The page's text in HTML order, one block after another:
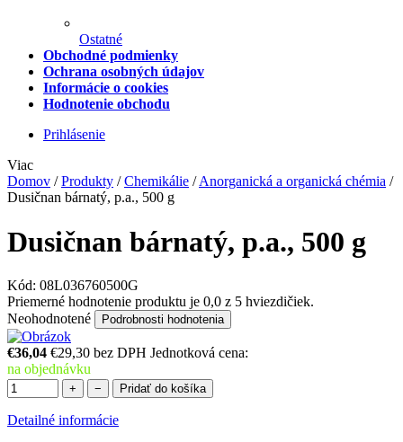
Ostatné
Obchodné podmienky
Ochrana osobných údajov
Informácie o cookies
Hodnotenie obchodu
Prihlásenie
Viac
Domov / Produkty / Chemikálie /Anorganická a organická chémia /
Dusičnan bárnatý, p.a., 500 g
Dusičnan bárnatý, p.a., 500 g
Kód: 08L036760500G
Priemerné hodnotenie produktu je 0,0 z 5 hviezdičiek.
Neohodnotené
Podrobnosti hodnotenia
€36,04 €29,30 bez DPH Jednotková cena:
na objednávku
+ − Pridať do košíka
Detailné informácie